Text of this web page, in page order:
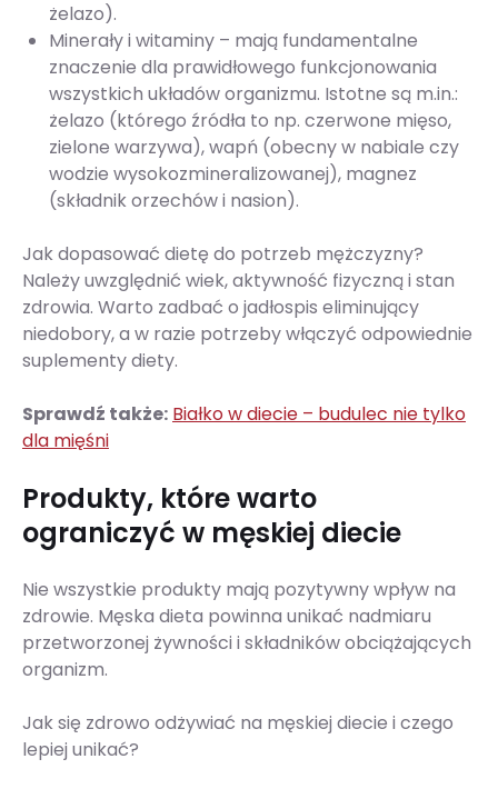
żelazo).
Minerały i witaminy – mają fundamentalne
znaczenie dla prawidłowego funkcjonowania
wszystkich układów organizmu. Istotne są m.in.:
żelazo (którego źródła to np. czerwone mięso,
zielone warzywa), wapń (obecny w nabiale czy
wodzie wysokozmineralizowanej), magnez
(składnik orzechów i nasion).
Jak dopasować dietę do potrzeb mężczyzny?
Należy uwzględnić wiek, aktywność fizyczną i stan
zdrowia. Warto zadbać o jadłospis eliminujący
niedobory, a w razie potrzeby włączyć odpowiednie
suplementy diety.
Sprawdź także: Białko w diecie – budulec nie tylko
dla mięśni
Produkty, które warto
ograniczyć w męskiej diecie
Nie wszystkie produkty mają pozytywny wpływ na
zdrowie. Męska dieta powinna unikać nadmiaru
przetworzonej żywności i składników obciążających
organizm.
Jak się zdrowo odżywiać na męskiej diecie i czego
lepiej unikać?